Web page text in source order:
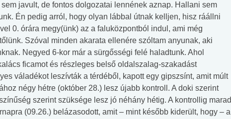
javult, de fontos dolgozatai lennének aznap. Hallani sem
Én pedig arról, hogy olyan lábbal útnak kelljen, hisz ráállni
0. órára megy(ünk) az a faluközpontból indul, ami még
Szóval minden akarata ellenére szóltam anyunak, aki
Negyed 6-kor már a sürgősségi felé haladtunk. Ahol
ficamot és részleges belső oldalszalag-szakadást
váladékot leszívták a térdéből, kapott egy gipszsínt, amit múlt
négy hétre (október 28.) lesz újabb kontroll. A doki szerint
szerint szüksége lesz jó néhány hétig. A kontrollig marad
(09.26.) belázasodott, amit – mint később kiderült, hogy – a